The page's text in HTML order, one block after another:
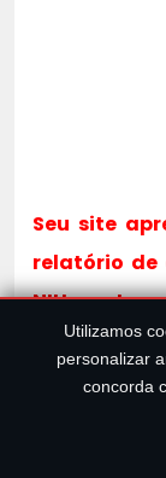
Seu site
relatório de
NIH
“Nenhuma
Utilizamos
personalizar
concorda